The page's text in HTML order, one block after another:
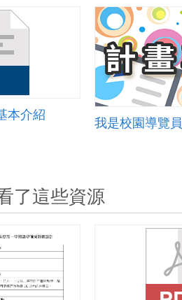
本介紹
我是校園導覽員
了這些資源